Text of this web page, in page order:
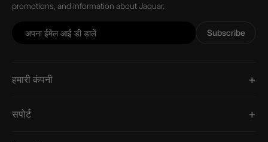
promotions, and information about Jaquar.
Subscribe
हमारी कंपनी
सपोर्ट